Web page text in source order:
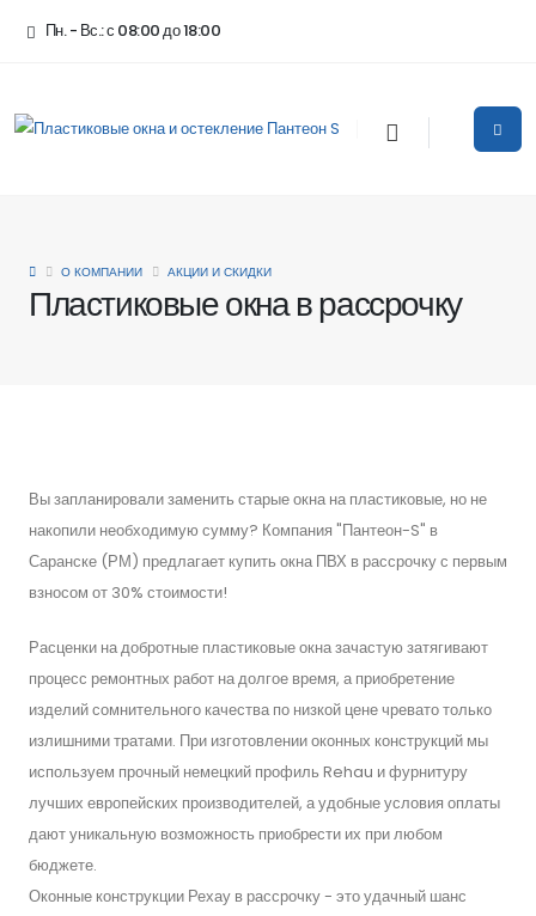
Пн. - Вс.: с 08:00 до 18:00
Пластиковые окна в рассрочку
О КОМПАНИИ АКЦИИ И СКИДКИ
Вы запланировали заменить старые окна на пластиковые, но не
накопили необходимую сумму? Компания "Пантеон-S" в
Саранске (РМ) предлагает купить окна ПВХ в рассрочку с первым
взносом от 30% стоимости!
Расценки на добротные пластиковые окна зачастую затягивают
процесс ремонтных работ на долгое время, а приобретение
изделий сомнительного качества по низкой цене чревато только
излишними тратами. При изготовлении оконных конструкций мы
используем прочный немецкий профиль Rehau и фурнитуру
лучших европейских производителей, а удобные условия оплаты
дают уникальную возможность приобрести их при любом
бюджете.
Оконные конструкции Рехау в рассрочку - это удачный шанс